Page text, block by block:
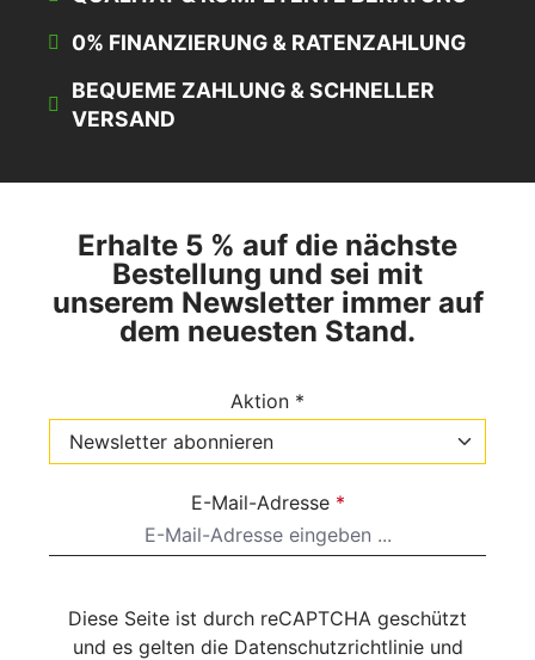
0% FINANZIERUNG & RATENZAHLUNG
BEQUEME ZAHLUNG & SCHNELLER
VERSAND
Erhalte 5 % auf die nächste
Bestellung und sei mit
unserem Newsletter immer auf
dem neuesten Stand.
Aktion *
E-Mail-Adresse *
Diese Seite ist durch reCAPTCHA geschützt
und es gelten die Datenschutzrichtlinieund